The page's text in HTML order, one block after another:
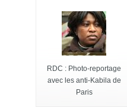
RDC : Photo-reportage
avec les anti-Kabila de
Paris